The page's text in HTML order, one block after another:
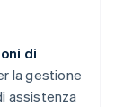
di
la gestione
assistenza